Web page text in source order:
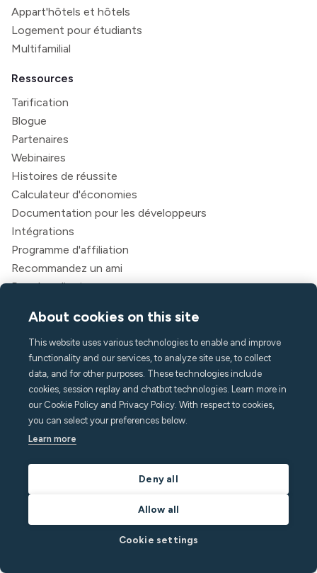
Appart'hôtels et hôtels
Logement pour étudiants
Multifamilial
Ressources
Tarification
Blogue
Partenaires
Webinaires
Histoires de réussite
Calculateur d'économies
Documentation pour les développeurs
Intégrations
Programme d'affiliation
Recommandez un ami
Pour les clients
Conditions générales d'utilisation
Politique de confidentialité
Déclaration d'accessibilité
Légal
L'entreprise
À propos de Minut
Carrière
About cookies on this site
This website uses various technologies to enable and improve
functionality and our services, to analyze site use, to collect
data, and for other purposes. These technologies include
cookies, session replay and chatbot technologies. Learn more in
our Cookie Policy and Privacy Policy. With respect to cookies,
you can select your preferences below.
Learn more
Deny all
Allow all
Cookie settings